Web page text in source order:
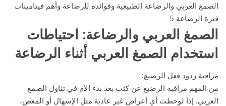
الصمغ العربي والرضاعة الطبيعية وفوائده للرضاعة وأهم فيتامينات
فترة الرضاعة 5
الصمغ العربي والرضاعة: احتياطات
استخدام الصمغ العربي أثناء الرضاعة
مراقبة ردود فعل الرضيع:
من المهم مراقبة الرضيع عن كثب بعد بدء الأم في تناول الصمغ
العربي. إذا لوحظت أي أعراض غير عادية مثل الإسهال أو المغص،